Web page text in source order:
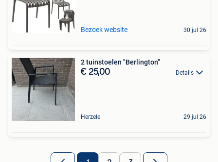
Bezoek website 30 jul 26
2 tuinstoelen "Berlington"
€ 25,00 Details
Herzele 29 jul 26